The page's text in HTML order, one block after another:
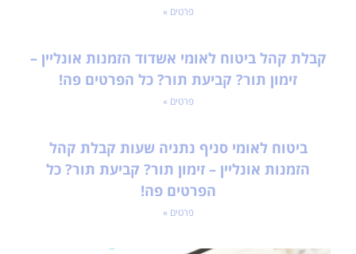
פרטים »
קבלת קהל ביטוח לאומי אשדוד הזמנות אונליין –
זימון תור? קביעת תור? כל הפרטים פה!
פרטים »
ביטוח לאומי סניף נתניה שעות קבלת קהל
הזמנות אונליין – זימון תור? קביעת תור? כל
הפרטים פה!
פרטים »